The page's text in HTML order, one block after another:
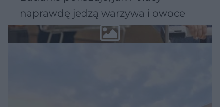
naprawdę jedzą warzywa i owoce